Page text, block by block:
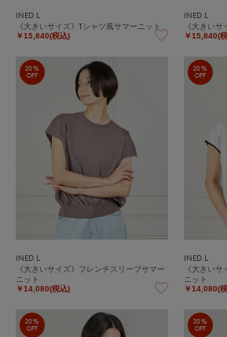
INED L
《大きいサイズ》Tシャツ風サマーニット
￥15,840(税込)
INED L
《大きい
￥15,840(
20%
OFF
INED L
《大きいサイズ》フレンチスリーブサマー
ニット
￥14,080(税込)
20%
OFF
INED L
《大きい
ニット
￥14,080(
20%
OFF
20%
OFF